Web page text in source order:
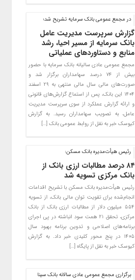
در مجمع عمومی بانک سرمایه تشریح شد؛
گزارش سرپرست مدیریت عامل
بانک سرمایه از مسیر احیا، رشد
منابع و دستاوردهای عملیاتی
مجمع عمومی عادی سالیانه بانک سرمایه با حضور
بیش از ۷۴ درصد سهامداران برگزار شد و
صورت‌های مالی سال مالی منتهی به ۲۹ اسفند
۱۴۰۴ این بانک، پس از استماع گزارش‌های قانونی
و ارائه گزارش عملکرد از سوی سرپرست مدیریت
عامل، به تصویب سهامداران رسید. به گزارش
کیوسک خبر به نقل از روابط عمومی بانک […]
رئیس هیأت‌مدیره بانک مسکن:
۸۴ درصد مطالبات ارزی بانک از
بانک مرکزی تسویه شد
رئیس هیأت‌مدیره بانک مسکن با تشریح اقدامات
انجام‌شده برای تقویت توان مالی بانک، از تسویه
۵۵۴ میلیون دلار از مطالبات ارزی بانک از بانک
مرکزی، تحقق ۲۱ همت سود انباشته در پی اجرای
برنامه‌های اصلاحی و تدوین برنامه بهبود سال
۱۴۰۵ در پنج محور کلیدی خبر داد. به گزارش
کیوسک خبر به نقل از پایگاه […]
برگزاری مجمع عمومی عادی سالانه بانک سینا